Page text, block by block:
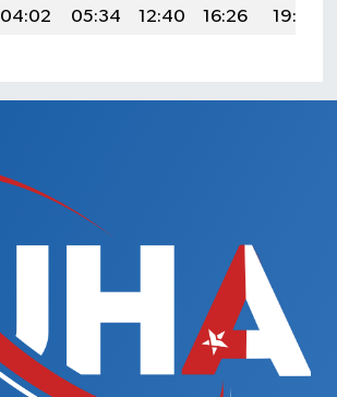
04:02 05:34 12:40 16:26 19:36